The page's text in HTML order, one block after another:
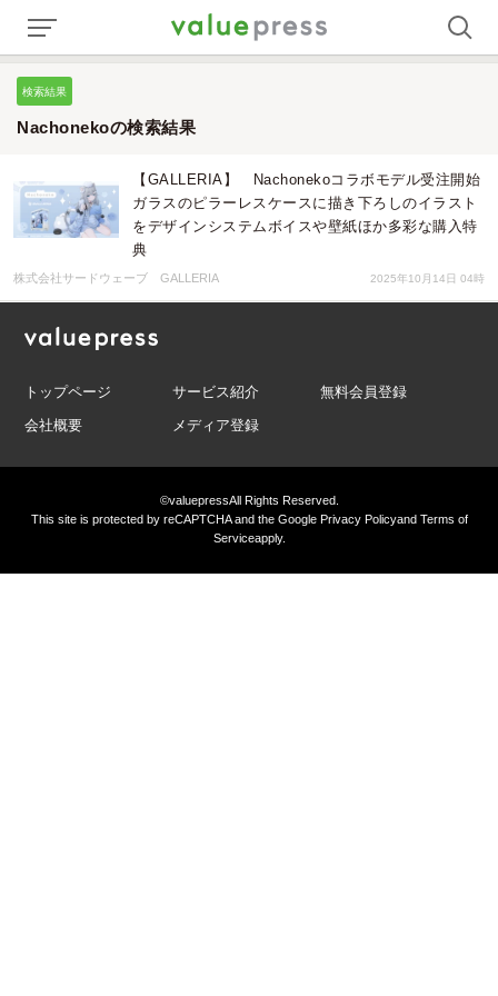
検索結果
Nachonekoの検索結果
【GALLERIA】 Nachonekoコラボモデル受注開始
ガラスのピラーレスケースに描き下ろしのイラスト
をデザインシステムボイスや壁紙ほか多彩な購入特
典
株式会社サードウェーブ GALLERIA 2025年10月14日 04時
トップページ サービス紹介
無料会員登録
会社概要
メディア登録
©valuepressAll Rights Reserved.
This site is protected by reCAPTCHA and the GooglePrivacy Policyand Terms of
Serviceapply.